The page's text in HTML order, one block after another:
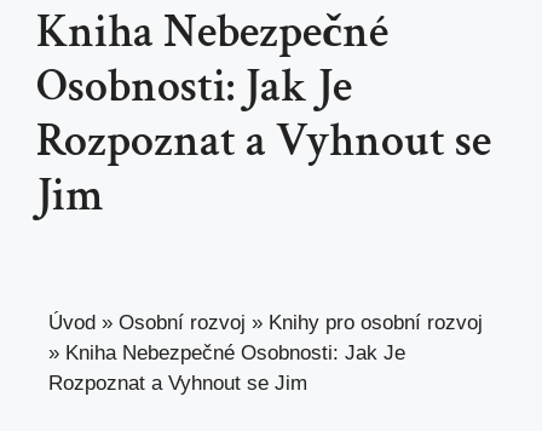
Kniha Nebezpečné
Osobnosti: Jak Je
Rozpoznat a Vyhnout se
Jim
Úvod » Osobní rozvoj » Knihy pro osobní rozvoj
» Kniha Nebezpečné Osobnosti: Jak Je
Rozpoznat a Vyhnout se Jim